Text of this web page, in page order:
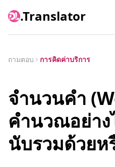
.Translator
ถามตอบ การคิดค่าบริการ
จำนวนคำ
คำนวณอย่าง
นับรวมด้วยห